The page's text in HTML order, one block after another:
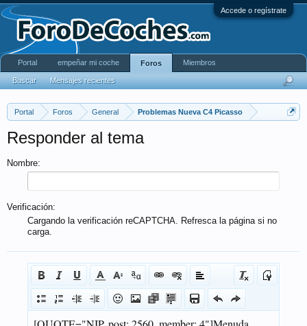
Accede o regístrate
Portal Foros General Problemas Nueva C4 Picasso
Responder al tema
Nombre:
Verificación:
Cargando la verificación reCAPTCHA. Refresca la página si no
carga.
Portal empeñar mi coche Foros
Buscar Mensajes recientes
Miembros